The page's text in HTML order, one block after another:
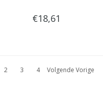
€18,61
2 3 4 Volgende Vorige